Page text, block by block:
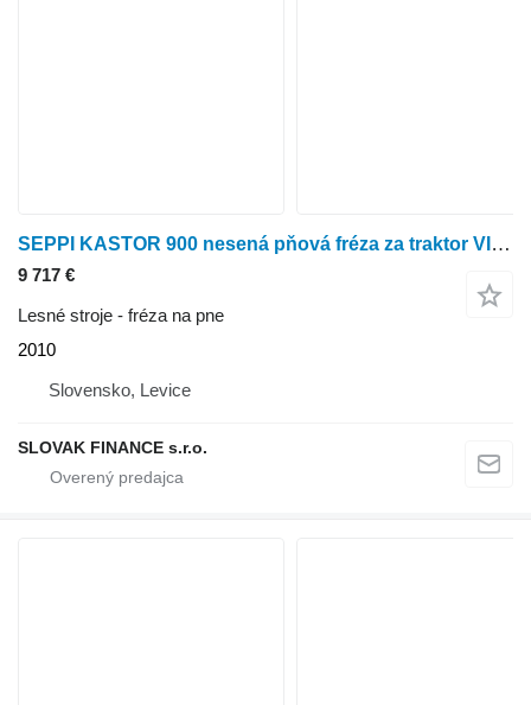
SEPPI KASTOR 900 nesená pňová fréza za traktor VIN 003
9 717 €
Lesné stroje - fréza na pne
2010
Slovensko, Levice
SLOVAK FINANCE s.r.o.